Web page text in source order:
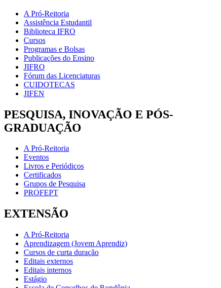
A Pró-Reitoria
Assistência Estudantil
Biblioteca IFRO
Cursos
Programas e Bolsas
Publicações do Ensino
JIFRO
Fórum das Licenciaturas
CUIDOTECAS
JIFEN
PESQUISA, INOVAÇÃO E PÓS-
GRADUAÇÃO
A Pró-Reitoria
Eventos
Livros e Periódicos
Certificados
Grupos de Pesquisa
PROFEPT
EXTENSÃO
A Pró-Reitoria
Aprendizagem (Jovem Aprendiz)
Cursos de curta duração
Editais externos
Editais internos
Estágio